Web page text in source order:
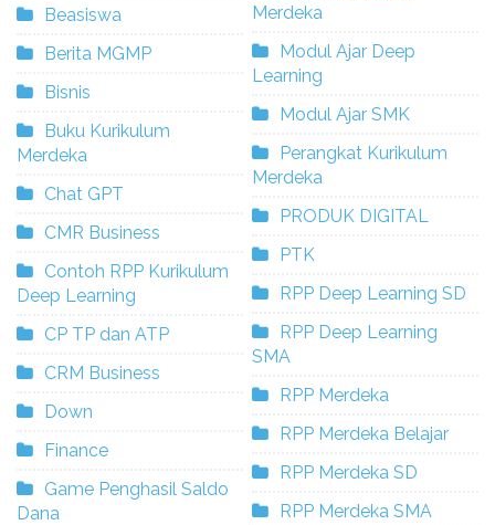
Beasiswa
Berita MGMP
Bisnis
Buku Kurikulum
Merdeka
Chat GPT
CMR Business
Contoh RPP Kurikulum
Deep Learning
CP TP dan ATP
CRM Business
Down
Finance
Game Penghasil Saldo
Dana
Merdeka
Modul Ajar Deep
Learning
Modul Ajar SMK
Perangkat Kurikulum
Merdeka
PRODUK DIGITAL
PTK
RPP Deep Learning SD
RPP Deep Learning
SMA
RPP Merdeka
RPP Merdeka Belajar
RPP Merdeka SD
RPP Merdeka SMA